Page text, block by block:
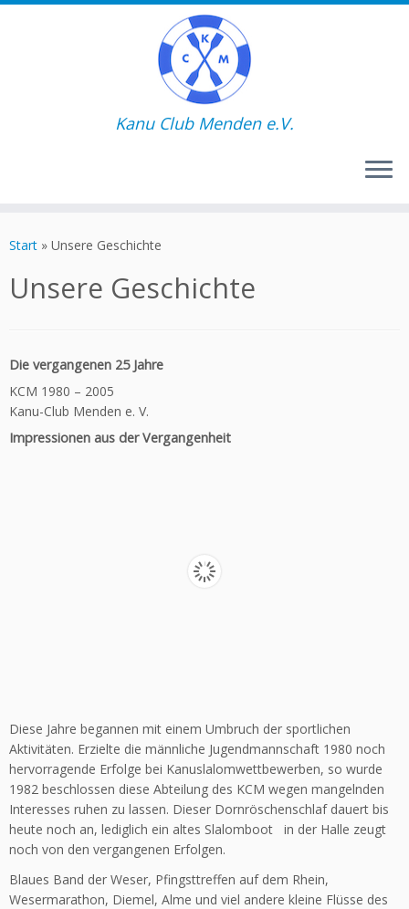
Inhalt
Kanu Club Menden e.V.
Start » Unsere Geschichte
Unsere Geschichte
Die vergangenen 25 Jahre
KCM 1980 – 2005
Kanu-Club Menden e. V.
Impressionen aus der Vergangenheit
Diese Jahre begannen mit einem Umbruch der sportlichen
Aktivitäten. Erzielte die männliche Jugendmannschaft 1980 noch
hervorragende Erfolge bei Kanuslalomwettbewerben, so wurde
1982 beschlossen diese Abteilung des KCM wegen mangelnden
Interesses ruhen zu lassen. Dieser Dornröschenschlaf dauert bis
heute noch an, lediglich ein altes Slalomboot in der Halle zeugt
noch von den vergangenen Erfolgen.
Blaues Band der Weser, Pfingsttreffen auf dem Rhein,
Wesermarathon, Diemel, Alme und viel andere kleine Flüsse des